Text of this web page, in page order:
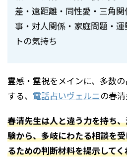
差・遠距離・同性愛・三角
事・対人関係・家庭問題・
トの気持ち
霊感・霊視をメインに、多数
する、 電話占いヴェルニの春清
春清先生は人と違う力を持ち
験から、多岐にわたる相談を
るための判断材料を提示して